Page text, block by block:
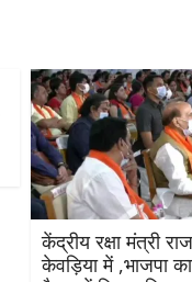
केंद्रीय रक्षा मंत्री
केवड़िया में ,भाजपा